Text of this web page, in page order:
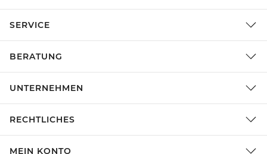
SERVICE
BERATUNG
UNTERNEHMEN
RECHTLICHES
MEIN KONTO